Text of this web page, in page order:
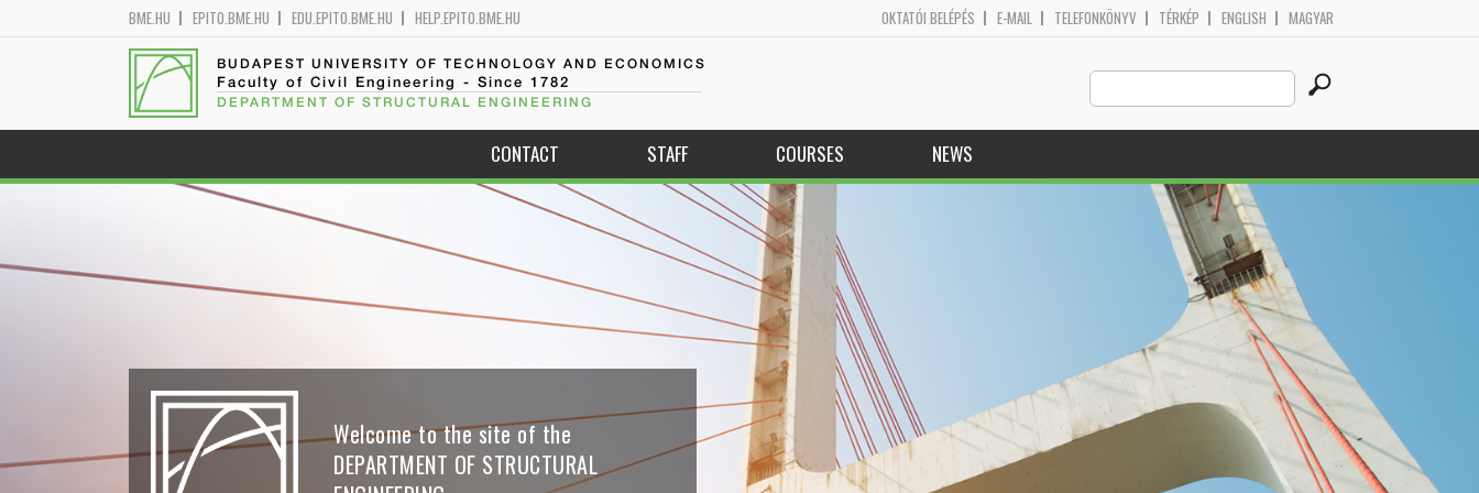
BME.HU EPITO.BME.HU EDU.EPITO.BME.HU HELP.EPITO.BME.HU OKTATÓI BELÉPÉS E-MAIL TELEFONKÖNYV TÉRKÉP ENGLISH MAGYAR
BUDAPEST UNIVERSITY OF TECHNOLOGY AND ECONOMICS
Faculty of Civil Engineering - Since 1782
DEPARTMENT OF STRUCTURAL ENGINEERING
Search
this
site
CONTACT STAFF COURSES NEWS
Welcome to the site of the
DEPARTMENT OF STRUCTURAL